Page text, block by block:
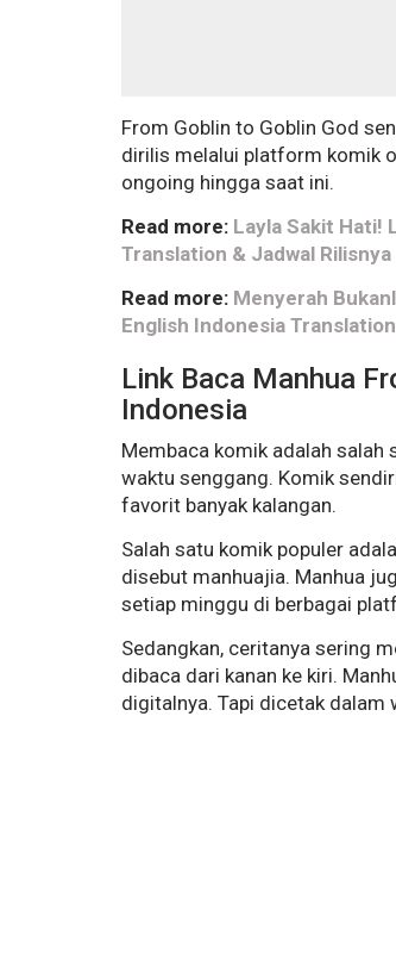
From Goblin to Goblin God
dirilis melalui platform komik
ongoing hingga saat ini.
Read more: Layla Sakit Hati!
Translation & Jadwal Rilisnya
Read more: Menyerah
English Indonesia Translation
Link Baca Manhua
Indonesia
Membaca komik adalah salah
waktu senggang. Komik
favorit banyak kalangan.
Salah satu komik populer
disebut manhuajia. Manhua
setiap minggu di berbagai
Sedangkan, ceritanya sering
dibaca dari kanan ke kiri.
digitalnya. Tapi dicetak dalam